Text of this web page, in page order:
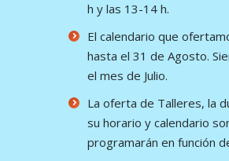
h y las 13-14 h.
El calendario que
hasta el 31 de Agosto.
el mes de Julio.
La oferta de Talleres, la
su horario y calendario
programarán en función